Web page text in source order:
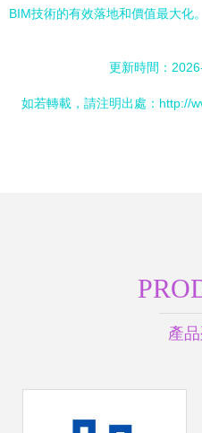
BIM技術的有效落地和價值最大化。
更新時間：
如若轉載，請注明出處：http://
產